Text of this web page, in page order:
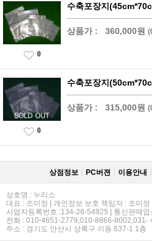
수축포장지
상품가 : 360,000원
0
수축포장지
상품가 : 315,000원
0
상점정보 PC버젼 이용안내
상호명 : 누리소
대표 : 조미정 | 개인정보 보호 책임자 : 조미정
사업자등록번호 :134-26-54925 | 통신판매
전화 : 010-4651-2779,010-8866-8002,031-
주소 : 경기도 안산시 상록구 이동 637-1 1층